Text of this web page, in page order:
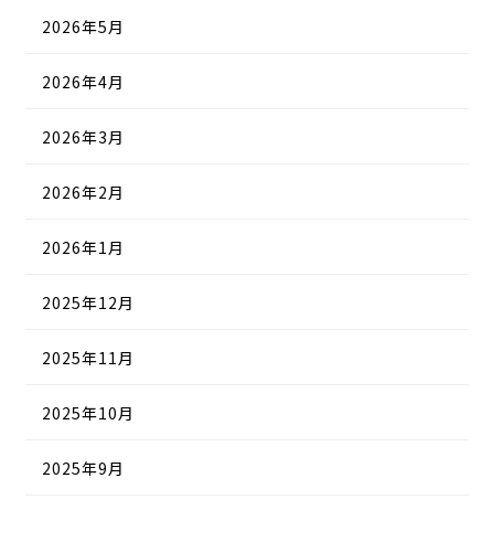
2026年5月
2026年4月
2026年3月
2026年2月
2026年1月
2025年12月
2025年11月
2025年10月
2025年9月